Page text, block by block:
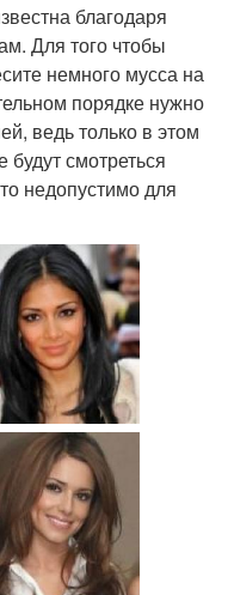
благодаря
Для того чтобы
немного мусса на
порядке нужно
ведь только в этом
смотреться
недопустимо для